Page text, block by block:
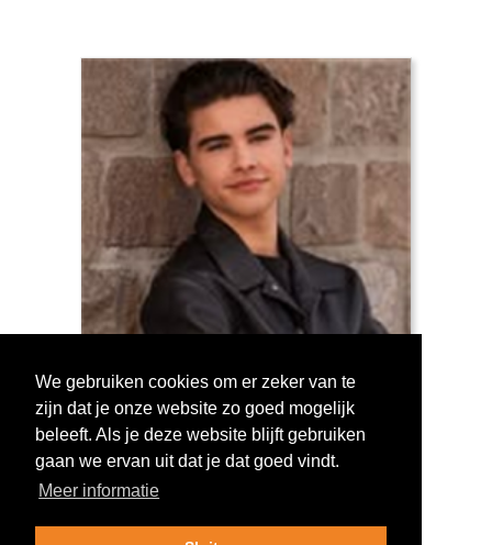
Log in om te stemmen!
We gebruiken cookies om er zeker van te
zijn dat je onze website zo goed mogelijk
beleeft. Als je deze website blijft gebruiken
gaan we ervan uit dat je dat goed vindt.
Meer informatie